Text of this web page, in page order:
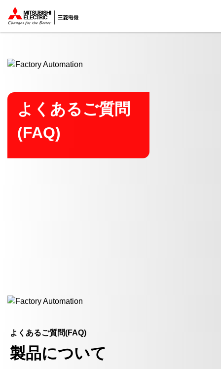
ここから本文
よくあるご質問
(FAQ)
よくあるご質問(FAQ)
製品について